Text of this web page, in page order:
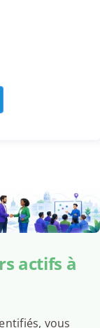
actifs à
vous